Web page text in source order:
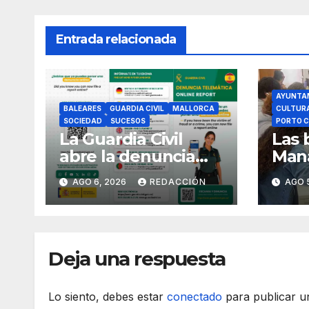
Entrada relacionada
BALEARES GUARDIA CIVIL
MALLORCA
SOCIEDAD
SUCESOS
La Guardia Civil
abre la denuncia
telemática a los
ciudadanos
europeos
AGO 6, 2026 REDACCIÓN
PORTO
Las
AGO
Deja una respuesta
Lo siento, debes estar conectado para publicar